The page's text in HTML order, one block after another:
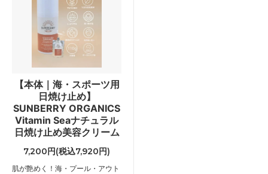
【本体｜海・スポーツ用
日焼け止め】
SUNBERRY ORGANICS
Vitamin Seaナチュラル
日焼け止め美容クリーム
7,200円(税込7,920円)
肌が艶めく！海・プール・アウト